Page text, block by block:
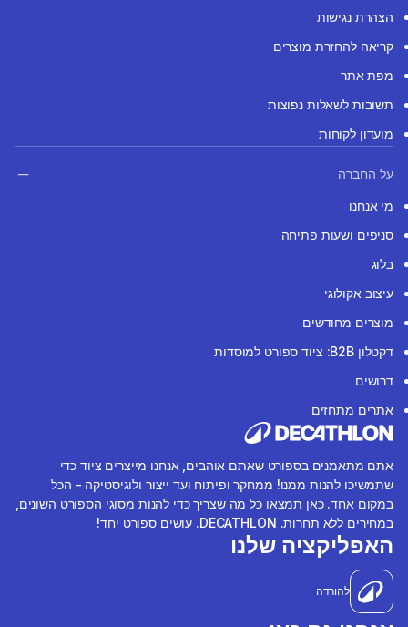
הצהרת נגישות
קריאה להחזרת מוצרים
מפת אתר
תשובות לשאלות נפוצות
מועדון לקוחות
על החברה
מי אנחנו
סניפים ושעות פתיחה
בלוג
עיצוב אקולוגי
מוצרים מחודשים
דקטלון B2B: ציוד ספורט למוסדות
דרושים
אתרים מתחזים
אתם מתאמנים בספורט שאתם אוהבים, אנחנו מייצרים ציוד כדי
שתמשיכו להנות ממנו! ממחקר ופיתוח ועד ייצור ולוגיסטיקה - הכל
במקום אחד. כאן תמצאו כל מה שצריך כדי להנות מסוגי הספורט השונים,
במחירים ללא תחרות. DECATHLON. עושים ספורט יחד!
האפליקציה שלנו
להורדה